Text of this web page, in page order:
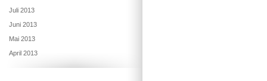
Juli 2013
Juni 2013
Mai 2013
April 2013